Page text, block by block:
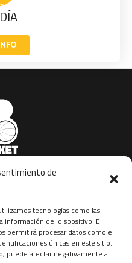
de
tecnologías como las
información del dispositivo. El
permitirá procesar datos como el
únicas en este sitio.
puede afectar negativamente a
Institution
redes